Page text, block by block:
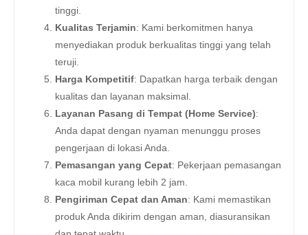
tinggi.
Kualitas Terjamin: Kami berkomitmen hanya
menyediakan produk berkualitas tinggi yang telah
teruji.
Harga Kompetitif: Dapatkan harga terbaik dengan
kualitas dan layanan maksimal.
Layanan Pasang di Tempat (Home Service):
Anda dapat dengan nyaman menunggu proses
pengerjaan di lokasi Anda.
Pemasangan yang Cepat: Pekerjaan pemasangan
kaca mobil kurang lebih 2 jam.
Pengiriman Cepat dan Aman: Kami memastikan
produk Anda dikirim dengan aman, diasuransikan